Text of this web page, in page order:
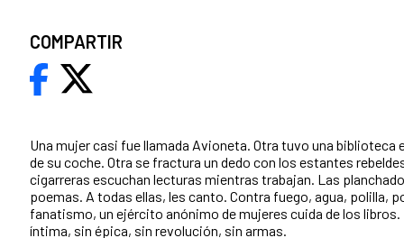
Una mujer casi fue llamada Avioneta. Otra tuvo una biblioteca
de su coche. Otra se fractura un dedo con los estantes
cigarreras escuchan lecturas mientras trabajan. Las
poemas. A todas ellas, les canto. Contra fuego, agua, polilla,
fanatismo, un ejército anónimo de mujeres cuida de los
íntima, sin épica, sin revolución, sin armas.
COMPARTIR